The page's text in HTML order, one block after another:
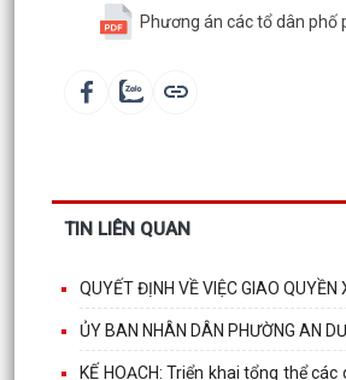
Phương án các tổ dân
TIN LIÊN QUAN
QUYẾT ĐỊNH VỀ VIỆC GIAO
ỦY BAN NHÂN DÂN PHƯỜNG AN
KẾ HOẠCH: Triển khai tổng thể